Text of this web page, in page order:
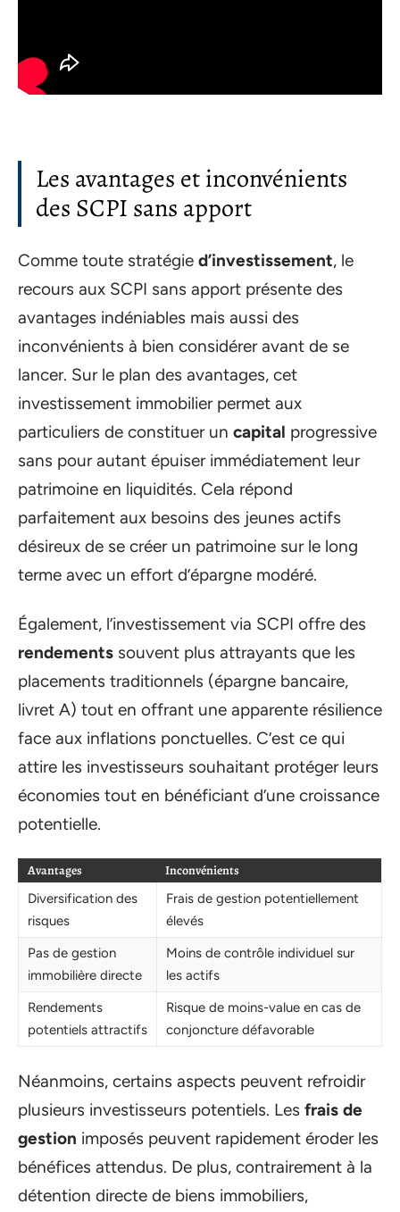
Les avantages et inconvénients
des SCPI sans apport
Comme toute stratégie d’investissement, le
recours aux SCPI sans apport présente des
avantages indéniables mais aussi des
inconvénients à bien considérer avant de se
lancer. Sur le plan des avantages, cet
investissement immobilier permet aux
particuliers de constituer un capital progressive
sans pour autant épuiser immédiatement leur
patrimoine en liquidités. Cela répond
parfaitement aux besoins des jeunes actifs
désireux de se créer un patrimoine sur le long
terme avec un effort d’épargne modéré.
Également, l’investissement via SCPI offre des
rendements souvent plus attrayants que les
placements traditionnels (épargne bancaire,
livret A) tout en offrant une apparente résilience
face aux inflations ponctuelles. C’est ce qui
attire les investisseurs souhaitant protéger leurs
économies tout en bénéficiant d’une croissance
potentielle.
Avantages Inconvénients
Diversification des
risques
Frais de gestion potentiellement
élevés
Pas de gestion
immobilière directe
Moins de contrôle individuel sur
les actifs
Rendements
potentiels attractifs
Risque de moins-value en cas de
conjoncture défavorable
Néanmoins, certains aspects peuvent refroidir
plusieurs investisseurs potentiels. Les frais de
gestion imposés peuvent rapidement éroder les
bénéfices attendus. De plus, contrairement à la
détention directe de biens immobiliers,